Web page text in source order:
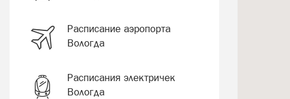
Расписание аэропорта
Вологда
Расписания электричек
Вологда